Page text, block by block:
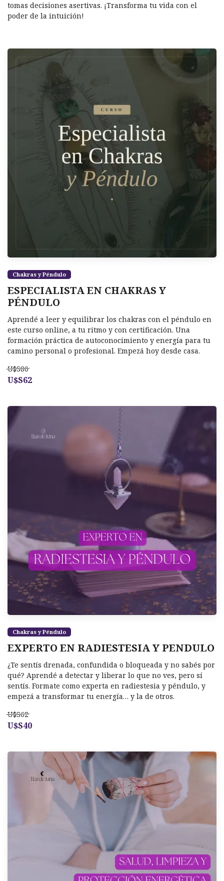
tomas decisiones asertivas. ¡Transforma tu vida con el
poder de la intuición!
Chakras y Péndulo
ESPECIALISTA EN CHAKRAS Y
PÉNDULO
Aprendé a leer y equilibrar los chakras con el péndulo en
este curso online, a tu ritmo y con certificación. Una
formación práctica de autoconocimiento y energía para tu
camino personal o profesional. Empezá hoy desde casa.
U$S80
U$S62
Chakras y Péndulo
EXPERTO EN RADIESTESIA Y PENDULO
¿Te sentís drenada, confundida o bloqueada y no sabés por
qué? Aprendé a detectar y liberar lo que no ves, pero sí
sentís. Formate como experta en radiestesia y péndulo, y
empezá a transformar tu energía… y la de otros.
U$S62
U$S40